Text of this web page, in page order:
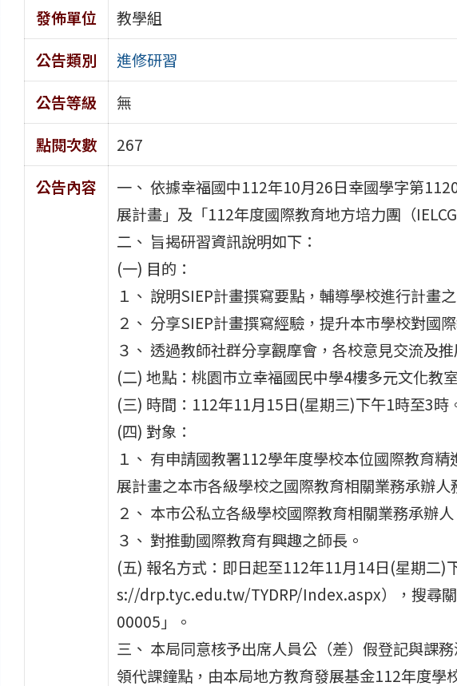
發佈單位
教學組
公告類別
進修研習
公告等級
無
點閱次數
267
公告內容
一、 依據幸福國中112年10月26日幸國學字第
展計畫」及「112年度國際教育地方培力團（
二、 旨揭研習資訊說明如下：
(一) 目的：
１、 說明SIEP計畫撰寫要點，輔導學校進行計畫
２、 分享SIEP計畫撰寫經驗，提升本市學校對國
３、 透過教師社群分享觀摩會，各校意見交流及
(二) 地點：桃園市立幸福國民中學4樓多元文化教室
(三) 時間：112年11月15日(星期三)下午1時至3時
(四) 對象：
１、 有申請國教署112學年度學校本位國際教育
展計畫之本市各級學校之國際教育相關業務承辦人
２、 本市公私立各級學校國際教育相關業務承辦人
３、 對推動國際教育有興趣之師長。
(五) 報名方式：即日起至112年11月14日(星期二
s://drp.tyc.edu.tw/TYDRP/Index.aspx），搜尋
00005」。
三、 本局同意核予出席人員公（差）假登記與課
領代課鐘點，由本局地方教育發展基金112年度